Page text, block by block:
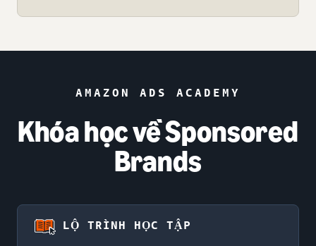
AMAZON ADS ACADEMY
Khóa học về Sponsored
Brands
LỘ TRÌNH HỌC TẬP